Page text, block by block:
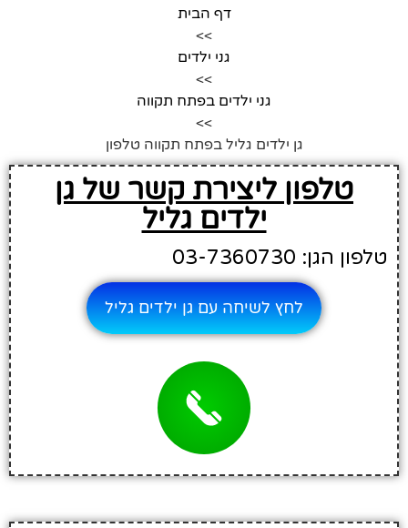
דף הבית
>>
גני ילדים
>>
גני ילדים בפתח תקווה
>>
גן ילדים גליל בפתח תקווה טלפון
טלפון ליצירת קשר של גן
ילדים גליל
טלפון הגן: 03-7360730
לחץ לשיחה עם גן ילדים גליל